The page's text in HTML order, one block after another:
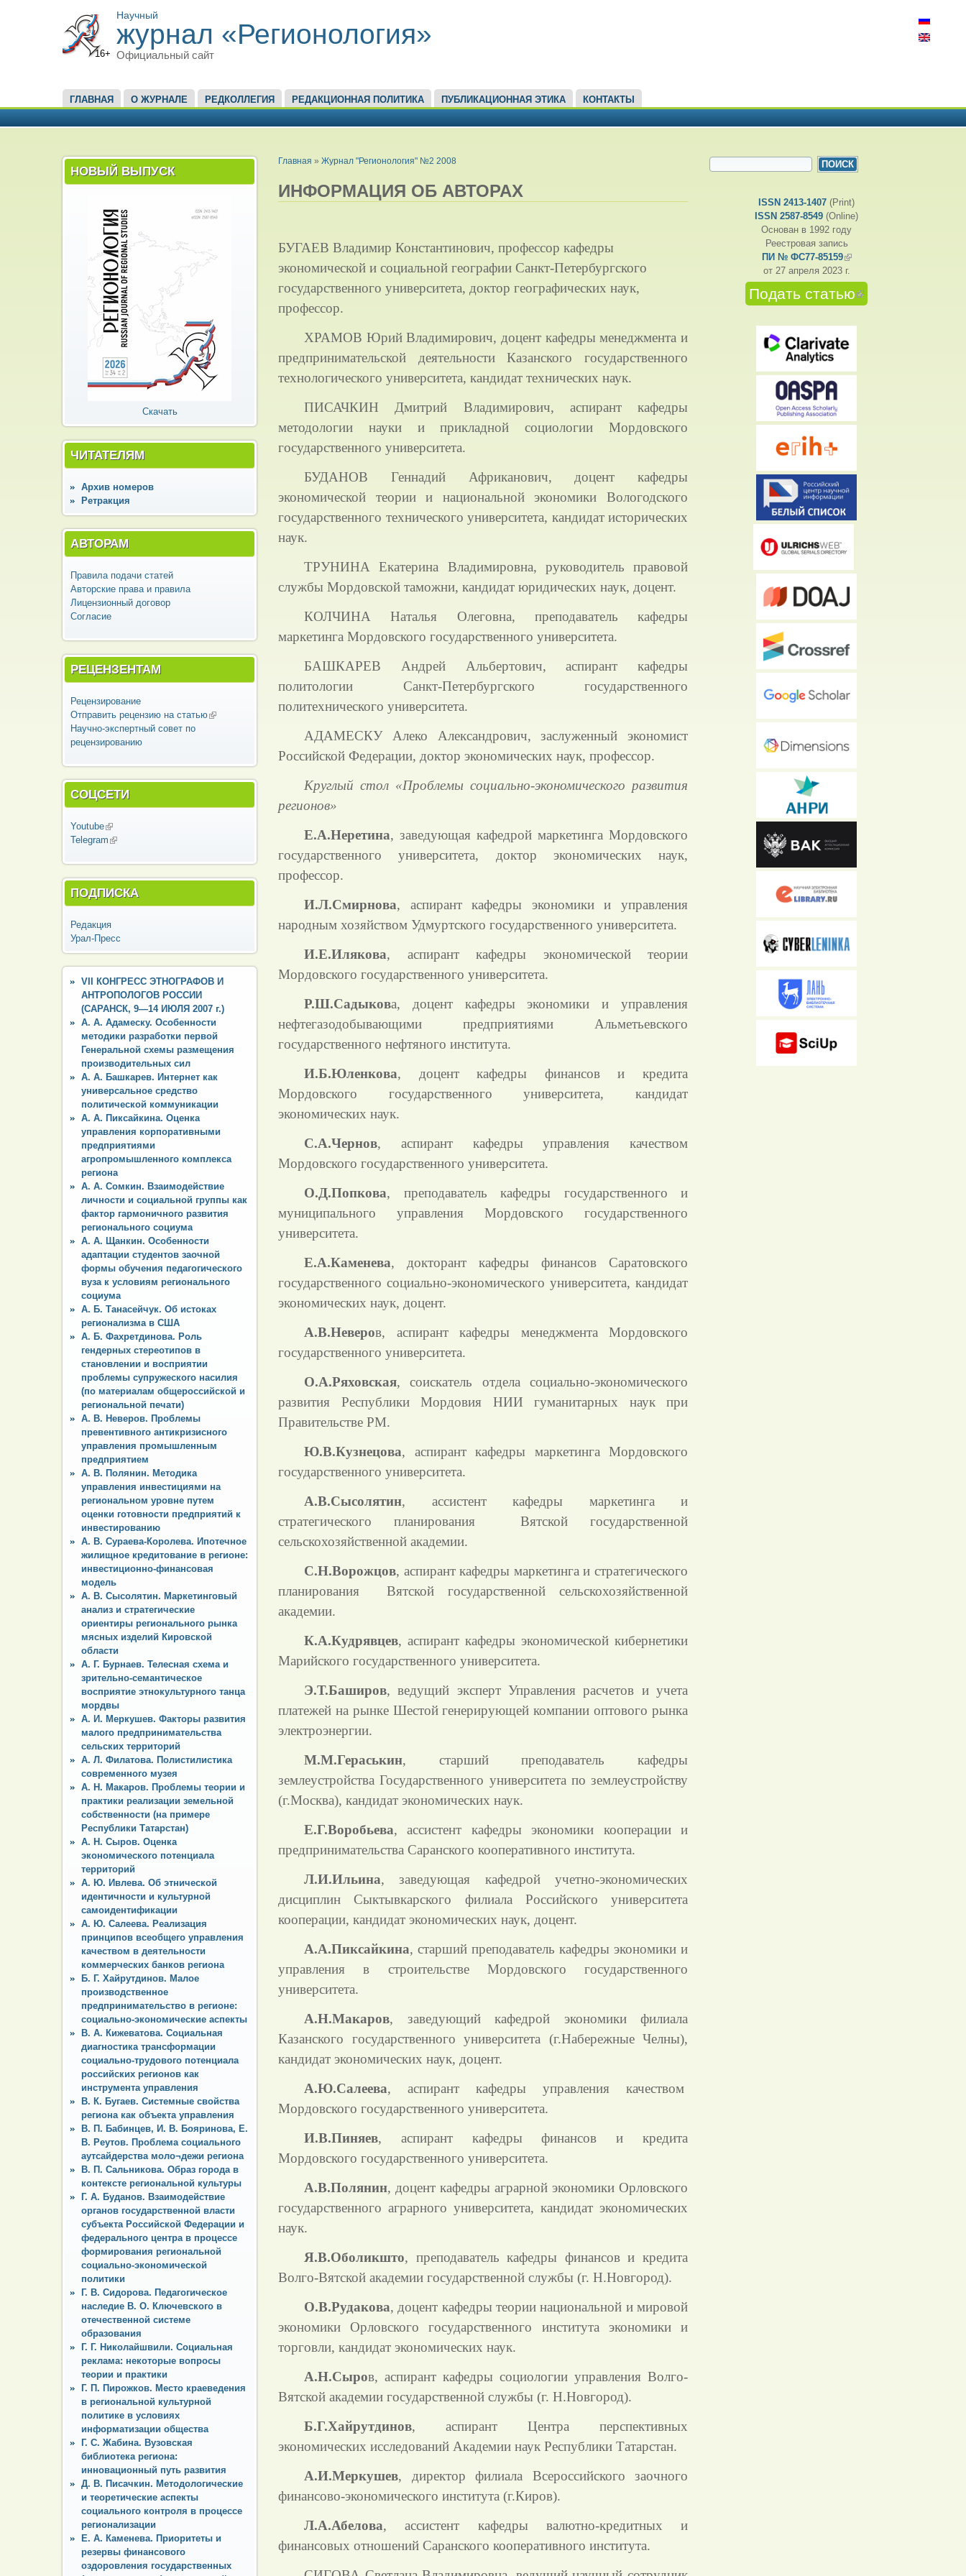
16+
Научный
журнал «Регионология»
Официальный сайт
ГЛАВНОЕ МЕНЮ
ГЛАВНАЯ О ЖУРНАЛЕ РЕДКОЛЛЕГИЯ РЕДАКЦИОННАЯ ПОЛИТИКА ПУБЛИКАЦИОННАЯ ЭТИКА КОНТАКТЫ
НОВЫЙ ВЫПУСК
Скачать
ЧИТАТЕЛЯМ
Архив номеров
Ретракция
АВТОРАМ
Правила подачи статей
Авторские права и правила
Лицензионный договор
Согласие
РЕЦЕНЗЕНТАМ
Рецензирование
Отправить рецензию на статью(внешняя
Научно-экспертный совет по
рецензированию
СОЦСЕТИ
Youtube(внешняя ссылка)
Telegram (внешняя ссылка)
ПОДПИСКА
Редакция
Урал-Пресс
VII КОНГРЕСС ЭТНОГРАФОВ И
АНТРОПОЛОГОВ РОССИИ
(САРАНСК, 9—14 ИЮЛЯ 2007 г.)
А. А. Адамеску. Особенности
методики разработки первой
Генеральной схемы размещения
производительных сил
А. А. Башкарев. Интернет как
универсальное средство
политической коммуникации
А. А. Пиксайкина. Оценка
управления корпоративными
предприятиями
агропромышленного комплекса
региона
А. А. Сомкин. Взаимодействие
личности и социальной группы как
фактор гармоничного развития
регионального социума
А. А. Щанкин. Особенности
адаптации студентов заочной
формы обучения педагогического
вуза к условиям регионального
социума
А. Б. Танасейчук. Об истоках
регионализма в США
А. Б. Фахретдинова. Роль
гендерных стереотипов в
становлении и восприятии
проблемы супружеского насилия
(по материалам общероссийской и
региональной печати)
А. В. Неверов. Проблемы
превентивного антикризисного
управления промышленным
предприятием
А. В. Полянин. Методика
управления инвестициями на
региональном уровне путем
оценки готовности предприятий к
инвестированию
А. В. Сураева-Королева. Ипотечное
жилищное кредитование в регионе:
инвестиционно-финансовая
модель
А. В. Сысолятин. Маркетинговый
анализ и стратегические
ориентиры регионального рынка
мясных изделий Кировской
области
А. Г. Бурнаев. Телесная схема и
зрительно-семантическое
восприятие этнокультурного танца
мордвы
А. И. Меркушев. Факторы развития
малого предпринимательства
сельских территорий
А. Л. Филатова. Полистилистика
современного музея
А. Н. Макаров. Проблемы теории и
практики реализации земельной
собственности (на примере
Республики Татарстан)
А. Н. Сыров. Оценка
экономического потенциала
территорий
А. Ю. Ивлева. Об этнической
идентичности и культурной
самоидентификации
А. Ю. Салеева. Реализация
принципов всеобщего управления
качеством в деятельности
коммерческих банков региона
Б. Г. Хайрутдинов. Малое
производственное
предпринимательство в регионе:
социально-экономические аспекты
В. А. Кижеватова. Социальная
диагностика трансформации
социально-трудового потенциала
российских регионов как
инструмента управления
В. К. Бугаев. Системные свойства
региона как объекта управления
В. П. Бабинцев, И. В. Бояринова, Е.
В. Реутов. Проблема социального
аутсайдерства моло¬дежи региона
В. П. Сальникова. Образ города в
контексте региональной культуры
Г. А. Буданов. Взаимодействие
органов государственной власти
субъекта Российской Федерации и
федерального центра в процессе
формирования региональной
социально-экономической
политики
Г. В. Сидорова. Педагогическое
наследие В. О. Ключевского в
отечественной системе
образования
Г. Г. Николайшвили. Социальная
реклама: некоторые вопросы
теории и практики
Г. П. Пирожков. Место краеведения
в региональной культурной
политике в условиях
информатизации общества
Г. С. Жабина. Вузовская
библиотека региона:
инновационный путь развития
Д. В. Писачкин. Методологические
и теоретические аспекты
социального контроля в процессе
регионализации
Е. А. Каменева. Приоритеты и
резервы финансового
оздоровления государственных
ВЫ ЗДЕСЬ
Главная » Журнал "Регионология" №2 2008
ИНФОРМАЦИЯ ОБ АВТОРАХ
БУГАЕВ Владимир Константинович, профессор кафедры
экономической и социальной географии Санкт-Петербургского
государственного университета, доктор географических наук,
профессор.
ХРАМОВ Юрий Владимирович, доцент кафедры менеджмента и
предпринимательской деятельности Казанского государственного
технологического университета, кандидат технических наук.
ПИСАЧКИН Дмитрий Владимирович, аспирант кафедры
методологии науки и прикладной социологии Мордовского
государственного университета.
БУДАНОВ Геннадий Африканович, доцент кафедры
экономической теории и национальной экономики Вологодского
государственного технического университета, кандидат исторических
наук.
ТРУНИНА Екатерина Владимировна, руководитель правовой
службы Мордовской таможни, кандидат юридических наук, доцент.
КОЛЧИНА Наталья Олеговна, преподаватель кафедры
маркетинга Мордовского государственного университета.
БАШКАРЕВ Андрей Альбертович, аспирант кафедры
политологии Санкт-Петербургского государственного
политехнического университета.
АДАМЕСКУ Алеко Александрович, заслуженный экономист
Российской Федерации, доктор экономических наук, профессор.
Круглый стол «Проблемы социально-экономического развития
регионов»
Е.А.Неретина, заведующая кафедрой маркетинга Мордовского
государственного университета, доктор экономических наук,
профессор.
И.Л.Смирнова, аспирант кафедры экономики и управления
народным хозяйством Удмуртского государственного университета.
И.Е.Илякова, аспирант кафедры экономической теории
Мордовского государственного университета.
Р.Ш.Садыкова, доцент кафедры экономики и управления
нефтегазодобывающими предприятиями Альметьевского
государственного нефтяного института.
И.Б.Юленкова, доцент кафедры финансов и кредита
Мордовского государственного университета, кандидат
экономических наук.
С.А.Чернов, аспирант кафедры управления качеством
Мордовского государственного университета.
О.Д.Попкова, преподаватель кафедры государственного и
муниципального управления Мордовского государственного
университета.
Е.А.Каменева, докторант кафедры финансов Саратовского
государственного социально-экономического университета, кандидат
экономических наук, доцент.
А.В.Неверов, аспирант кафедры менеджмента Мордовского
государственного университета.
О.А.Ряховская, соискатель отдела социально-экономического
развития Республики Мордовия НИИ гуманитарных наук при
Правительстве РМ.
Ю.В.Кузнецова, аспирант кафедры маркетинга Мордовского
государственного университета.
А.В.Сысолятин, ассистент кафедры маркетинга и
стратегического планирования
Вятской государственной
сельскохозяйственной академии.
С.Н.Ворожцов, аспирант кафедры маркетинга и стратегического
планирования
Вятской государственной сельскохозяйственной
академии.
К.А.Кудрявцев, аспирант кафедры экономической кибернетики
Марийского государственного университета.
Э.Т.Баширов, ведущий эксперт Управления расчетов и учета
платежей на рынке Шестой генерирующей компании оптового рынка
электроэнергии.
М.М.Гераськин, старший преподаватель кафедры
землеустройства Государственного университета по землеустройству
(г.Москва), кандидат экономических наук.
Е.Г.Воробьева, ассистент кафедры экономики кооперации и
предпринимательства Саранского кооперативного института.
Л.И.Ильина, заведующая кафедрой учетно-экономических
дисциплин Сыктывкарского филиала Российского университета
кооперации, кандидат экономических наук, доцент.
А.А.Пиксайкина, старший преподаватель кафедры экономики и
управления в строительстве Мордовского государственного
университета.
А.Н.Макаров, заведующий кафедрой экономики филиала
Казанского государственного университета (г.Набережные Челны),
кандидат экономических наук, доцент.
А.Ю.Салеева, аспирант кафедры управления качеством
Мордовского государственного университета.
И.В.Пиняев, аспирант кафедры финансов и кредита
Мордовского государственного университета.
А.В.Полянин, доцент кафедры аграрной экономики Орловского
государственного аграрного университета, кандидат экономических
наук.
Я.В.Оболикшто, преподаватель кафедры финансов и кредита
Волго-Вятской академии государственной службы (г. Н.Новгород).
О.В.Рудакова, доцент кафедры теории национальной и мировой
экономики Орловского государственного института экономики и
торговли, кандидат экономических наук.
А.Н.Сыров, аспирант кафедры социологии управления Волго-
Вятской академии государственной службы (г. Н.Новгород).
Б.Г.Хайрутдинов, аспирант Центра перспективных
экономических исследований Академии наук Республики Татарстан.
А.И.Меркушев, директор филиала Всероссийского заочного
финансово-экономического института (г.Киров).
Л.А.Абелова, ассистент кафедры валютно-кредитных и
финансовых отношений Саранского кооперативного института.
ФОРМА ПОИСКА
ISSN 2413-1407 (Print)
ISSN 2587-8549 (Online)
Основан в 1992 году
Реестровая запись
ПИ № ФС77-85159(внешняя ссылка)
от 27 апреля 2023 г.
Подать статью